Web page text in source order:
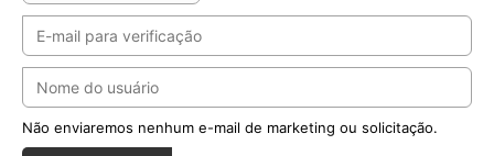
Não enviaremos nenhum e-mail de marketing ou solicitação.